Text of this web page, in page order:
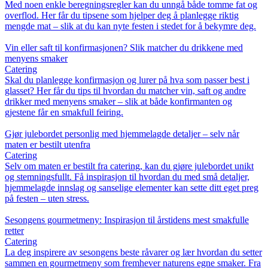
Med noen enkle beregningsregler kan du unngå både tomme fat og
overflod. Her får du tipsene som hjelper deg å planlegge riktig
mengde mat – slik at du kan nyte festen i stedet for å bekymre deg.
Vin eller saft til konfirmasjonen? Slik matcher du drikkene med
menyens smaker
Catering
Skal du planlegge konfirmasjon og lurer på hva som passer best i
glasset? Her får du tips til hvordan du matcher vin, saft og andre
drikker med menyens smaker – slik at både konfirmanten og
gjestene får en smakfull feiring.
Gjør julebordet personlig med hjemmelagde detaljer – selv når
maten er bestilt utenfra
Catering
Selv om maten er bestilt fra catering, kan du gjøre julebordet unikt
og stemningsfullt. Få inspirasjon til hvordan du med små detaljer,
hjemmelagde innslag og sanselige elementer kan sette ditt eget preg
på festen – uten stress.
Sesongens gourmetmeny: Inspirasjon til årstidens mest smakfulle
retter
Catering
La deg inspirere av sesongens beste råvarer og lær hvordan du setter
sammen en gourmetmeny som fremhever naturens egne smaker. Fra